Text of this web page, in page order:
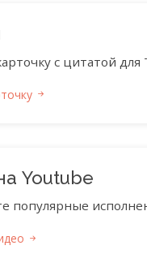
с цитатой
Youtube
популярные